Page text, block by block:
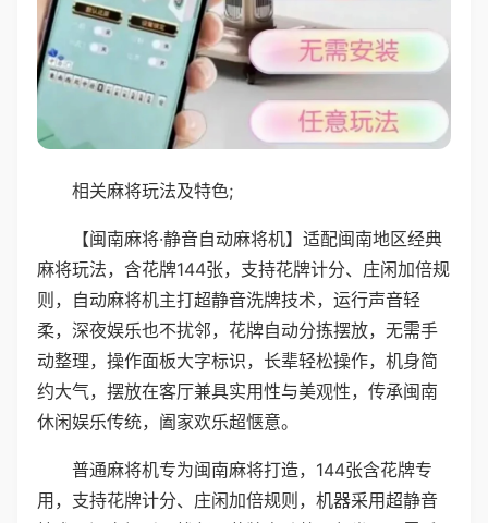
相关麻将玩法及特色;
【闽南麻将·静音自动麻将机】适配闽南地区经典
麻将玩法，含花牌144张，支持花牌计分、庄闲加倍规
则，自动麻将机主打超静音洗牌技术，运行声音轻
柔，深夜娱乐也不扰邻，花牌自动分拣摆放，无需手
动整理，操作面板大字标识，长辈轻松操作，机身简
约大气，摆放在客厅兼具实用性与美观性，传承闽南
休闲娱乐传统，阖家欢乐超惬意。
普通麻将机专为闽南麻将打造，144张含花牌专
用，支持花牌计分、庄闲加倍规则，机器采用超静音